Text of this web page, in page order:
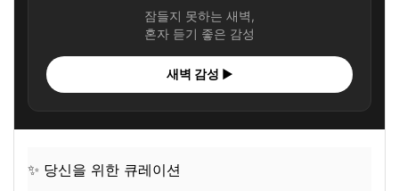
잠들지 못하는 새벽,
혼자 듣기 좋은 감성
새벽 감성 ▶
✨ 당신을 위한 큐레이션